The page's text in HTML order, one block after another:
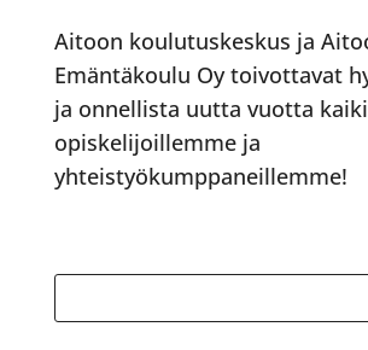
Aitoon koulutuskeskus ja
Emäntäkoulu Oy toivottavat
ja onnellista uutta vuotta
opiskelijoillemme ja
yhteistyökumppaneillemme!